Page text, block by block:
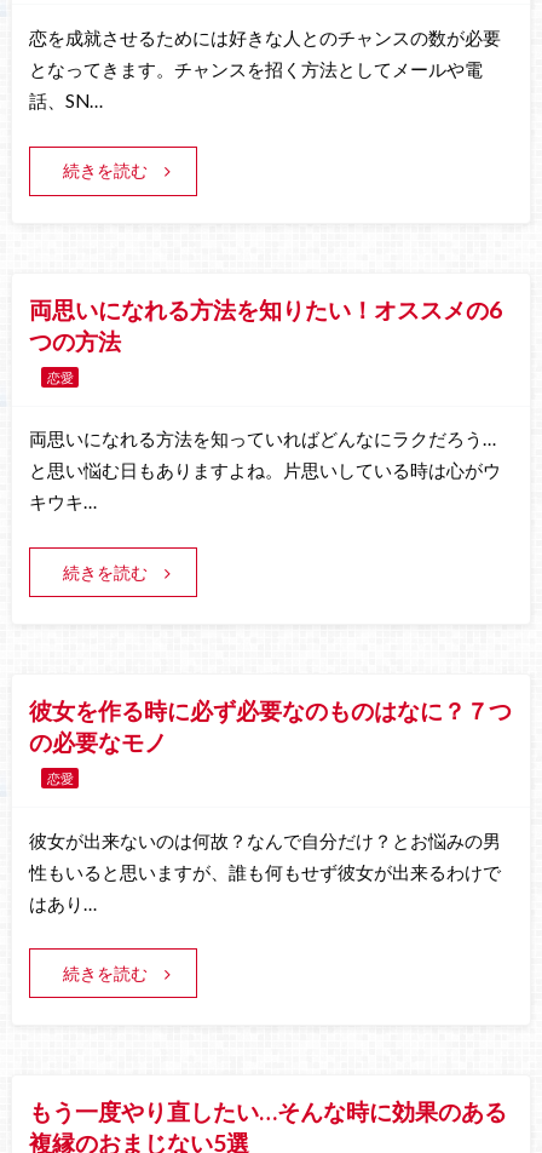
恋を成就させるためには好きな人とのチャンスの数が必要
となってきます。チャンスを招く方法としてメールや電
話、SN…
続きを読む
両思いになれる方法を知りたい！オススメの6
つの方法
恋愛
両思いになれる方法を知っていればどんなにラクだろう…
と思い悩む日もありますよね。片思いしている時は心がウ
キウキ…
続きを読む
彼女を作る時に必ず必要なのものはなに？７つ
の必要なモノ
恋愛
彼女が出来ないのは何故？なんで自分だけ？とお悩みの男
性もいると思いますが、誰も何もせず彼女が出来るわけで
はあり…
続きを読む
もう一度やり直したい…そんな時に効果のある
複縁のおまじない5選